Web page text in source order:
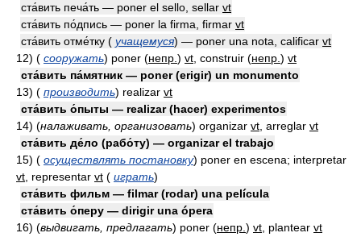
ста́вить печа́ть — poner el sello, sellar vt
ста́вить по́дпись — poner la firma, firmar vt
ста́вить отме́тку ( учащемуся) — poner una nota, calificar vt
12) ( сооружать) poner (непр. ) vt , construir (непр. ) vt
ста́вить па́мятник — poner (erigir) un monumento
13) ( производить) realizar vt
ста́вить о́пыты — realizar (hacer) experimentos
14) (налаживать, организовать) organizar vt , arreglar vt
ста́вить де́ло (рабо́ту) — organizar el trabajo
15) ( осуществлять постановку) poner en escena; interpretar
vt , representar vt ( играть)
ста́вить фильм — filmar (rodar) una película
ста́вить о́перу — dirigir una ópera
16) (выдвигать, предлагать) poner (непр. ) vt , plantear vt